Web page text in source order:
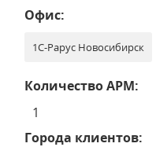
Офис:
1С-Рарус Новосибирск
Количество АРМ:
1
Города клиентов: